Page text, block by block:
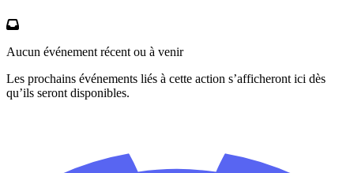
Aucun événement récent ou à venir
Les prochains événements liés à cette action s’afficheront ici dès
qu’ils seront disponibles.